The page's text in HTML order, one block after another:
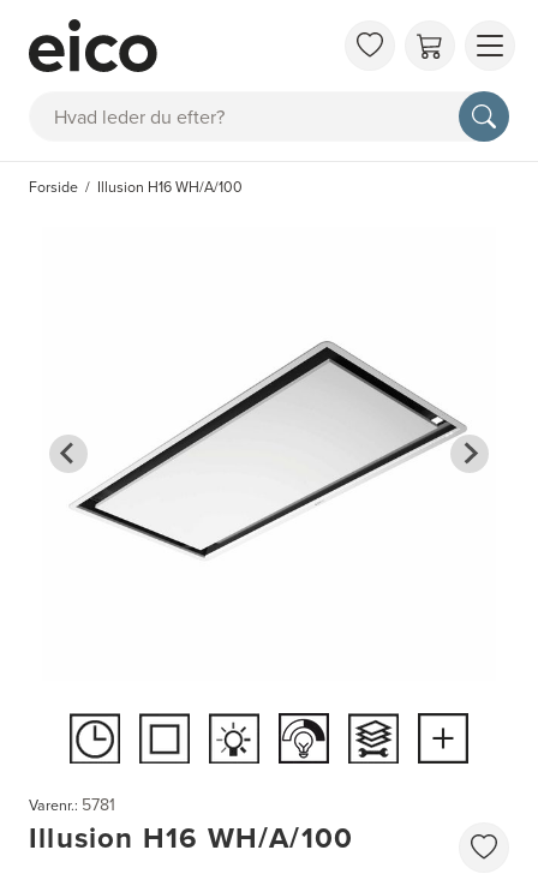
Søg
OM
FAQ
Forside Illusion H16 WH/A/100
Varenr.: 5781
Illusion H16 WH/A/100